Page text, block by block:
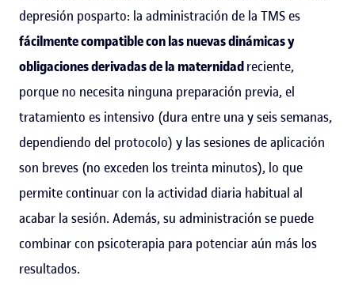
depresión posparto: la administración de la TMS es
fácilmente compatible con las nuevas dinámicas y
obligaciones derivadas de la maternidadreciente,
porque no necesita ninguna preparación previa, el
tratamiento es intensivo (dura entre una y seis semanas,
dependiendo del protocolo) y las sesiones de aplicación
son breves (no exceden los treinta minutos), lo que
permite continuar con la actividad diaria habitual al
acabar la sesión. Además, su administración se puede
combinar con psicoterapia para potenciar aún más los
resultados.